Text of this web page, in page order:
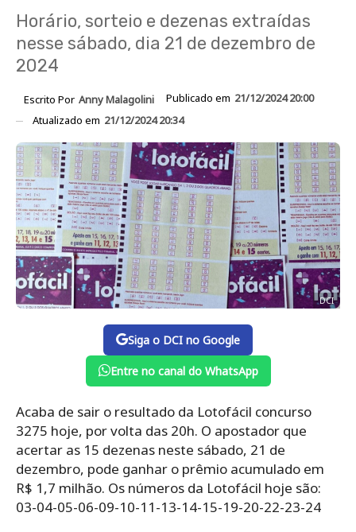
Horário, sorteio e dezenas extraídas
nesse sábado, dia 21 de dezembro de
2024
Escrito Por Anny Malagolini Publicado em 21/12/2024 20:00
Atualizado em 21/12/2024 20:34
DCI
Siga o DCI no Google
Entre no canal do WhatsApp
Acaba de sair o resultado da Lotofácil concurso
3275 hoje, por volta das 20h. O apostador que
acertar as 15 dezenas neste sábado, 21 de
dezembro, pode ganhar o prêmio acumulado em
R$ 1,7 milhão. Os números da Lotofácil hoje são:
03-04-05-06-09-10-11-13-14-15-19-20-22-23-24